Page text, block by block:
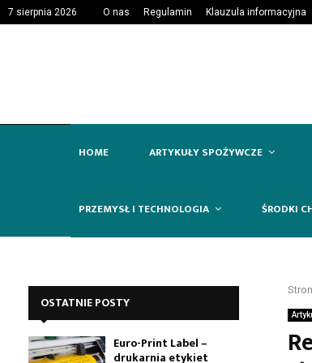
7 sierpnia 2026 O nas Regulamin Klauzula informacyjna
HOME ARTYKUŁY SPOŻYWCZE
PRZEMYSŁ I TECHNOLOGIA ŚRODKI
OSTATNIE POSTY
Euro-Print Label –
drukarnia etykiet